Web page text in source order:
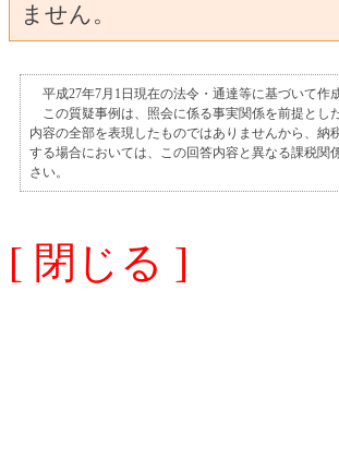
ません。
平成27年7月1日現在の法令・通達等に基づいて作
この質疑事例は、照会に係る事実関係を前提とし
内容の全部を表現したものではありませんから、納
する場合においては、この回答内容と異なる課税関
さい。
[ 閉じる ]